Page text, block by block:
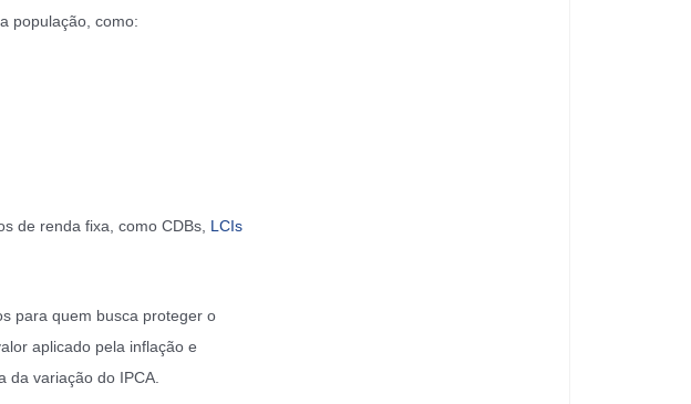
população, como:
de renda fixa, como CDBs, LCIs
para quem busca proteger o
aplicado pela inflação e
da variação do IPCA.